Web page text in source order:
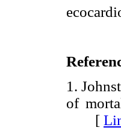
1.
of
[